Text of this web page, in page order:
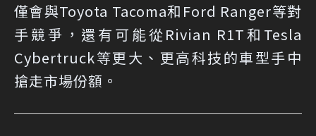
僅會與Toyota Tacoma和Ford Ranger等對
手競爭，還有可能從Rivian R1T和Tesla
Cyber​​truck等更大、更高科技的車型手中
搶走市場份額。